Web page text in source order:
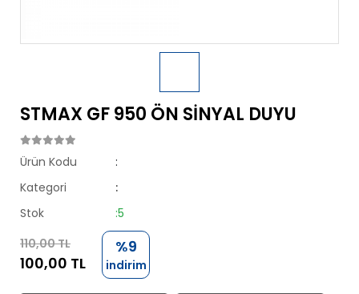
STMAX GF 950 ÖN SİNYAL DUYU
Ürün Kodu
:
Kategori
:
Stok
:5
110,00 TL
100,00 TL
%9
indirim